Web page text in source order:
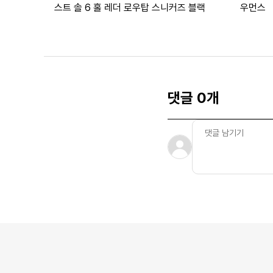
스트 솔 6 홀 레더 로우탑 스니커즈 블랙
우먼스
댓글 0개